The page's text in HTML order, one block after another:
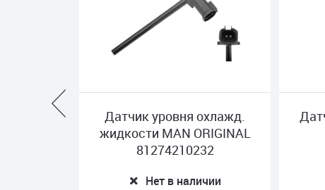
уровня охлажд.
MAN ORIGINAL
Датчик КПП RENAULT ZF
0501 219 856